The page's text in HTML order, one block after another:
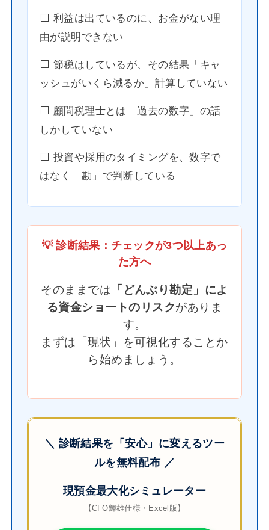
⬜️ 利益は出ているのに、お金がない理
由が説明できない
⬜️ 節税はしているが、その結果「キャ
ッシュがいくら減るか」計算していない
⬜️ 顧問税理士とは「過去の数字」の話
しかしていない
⬜️ 投資や採用のタイミングを、数字で
はなく「勘」で判断している
💡 診断結果：チェックが3つ以上あっ
た方へ
そのままでは 「どんぶり勘定」によ
る資金ショートのリスクがありま
す。
まずは「現状」を可視化することか
ら始めましょう。
＼ 診断結果を「安心」に変えるツー
ルを無料配布 ／
現預金最大化シミュレーター
【CFO輝雄仕様・Excel版】